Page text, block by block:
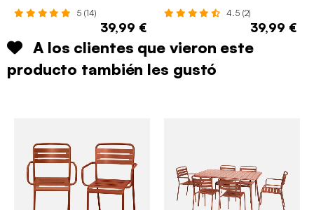
5 (14)
39,99 €
4.5 (2)
39,99 €
A los clientes que vieron este
producto también les gustó